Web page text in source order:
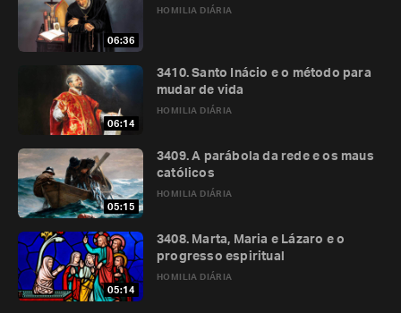
06:36
HOMILIA DIÁRIA
06:14
HOMILIA DIÁRIA
3410. Santo Inácio e o método para
mudar de vida
05:15
HOMILIA DIÁRIA
3409. A parábola da rede e os maus
católicos
05:14
HOMILIA DIÁRIA
3408. Marta, Maria e Lázaro e o
progresso espiritual